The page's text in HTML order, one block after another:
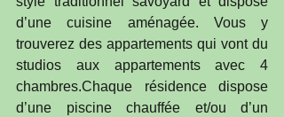
d’une cuisine aménagée. Vous y
trouverez des appartements qui vont du
studios aux appartements avec 4
chambres.Chaque résidence dispose
d’une piscine chauffée et/ou d’un